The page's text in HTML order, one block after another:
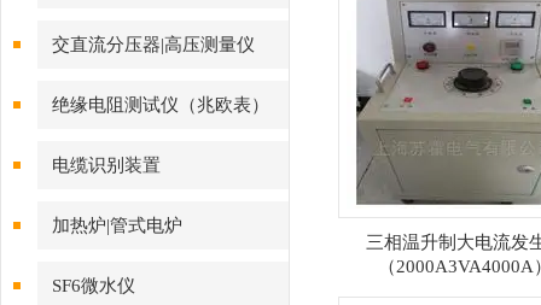
交直流分压器|高压测量仪
绝缘电阻测试仪（兆欧表）
电缆识别装置
加热炉|管式电炉
SF6微水仪
三相温升制大电流发
（2000A3VA4000A